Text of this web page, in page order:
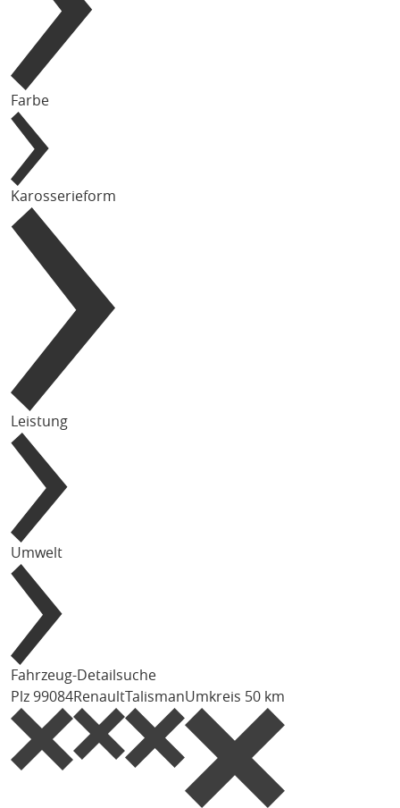
Farbe
Karosserieform
Leistung
Umwelt
Fahrzeug-Detailsuche
Plz 99084RenaultTalismanUmkreis 50 km